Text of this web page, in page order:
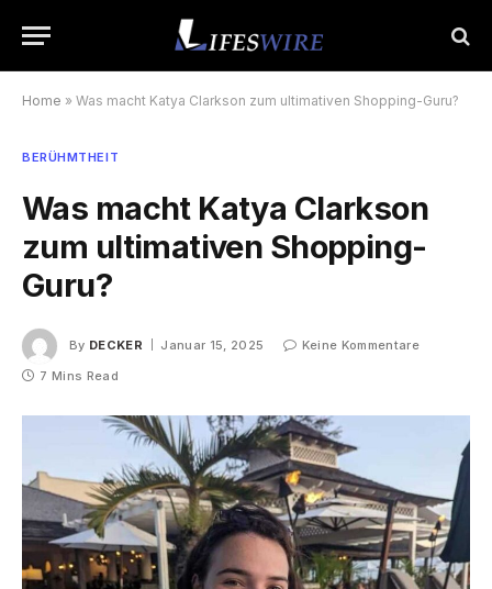
Home » Was macht Katya Clarkson zum ultimativen Shopping-Guru?
BERÜHMTHEIT
Was macht Katya Clarkson
zum ultimativen Shopping-
Guru?
By DECKER Januar 15, 2025
Keine Kommentare
7 Mins Read